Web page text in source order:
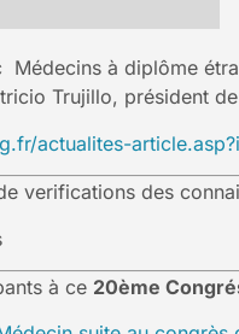
Médecins à diplôme
Trujillo, président
actualites-
verifications des
à ce 20ème